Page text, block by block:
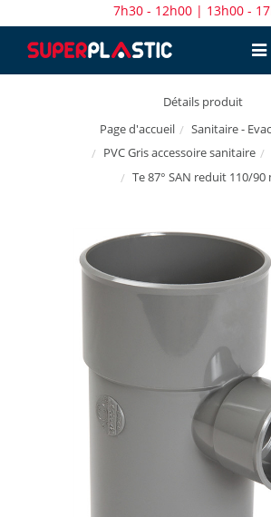
7h30 - 12h00 | 13h00 -
Détails produit
Page d'accueil
Sanitaire -
PVC Gris accessoire sanitaire
Te 87° SAN reduit 110/90